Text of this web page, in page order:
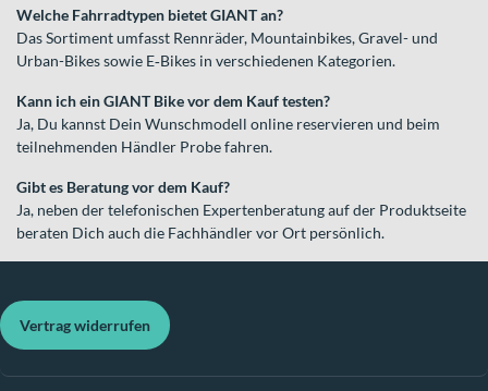
Welche Fahrradtypen bietet GIANT an?
Das Sortiment umfasst Rennräder, Mountainbikes, Gravel- und
Urban-Bikes sowie E‑Bikes in verschiedenen Kategorien.
Kann ich ein GIANT Bike vor dem Kauf testen?
Ja, Du kannst Dein Wunschmodell online reservieren und beim
teilnehmenden Händler Probe fahren.
Gibt es Beratung vor dem Kauf?
Ja, neben der telefonischen Expertenberatung auf der Produktseite
beraten Dich auch die Fachhändler vor Ort persönlich.
Vertrag widerrufen